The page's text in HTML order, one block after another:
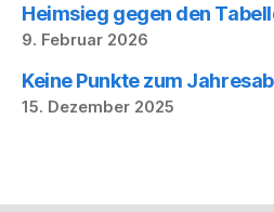
Heimsieg gegen den
9. Februar 2026
Keine Punkte zum
15. Dezember 2025